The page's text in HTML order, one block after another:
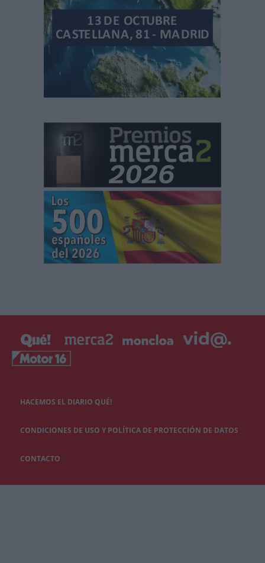
HACEMOS EL DIARIO QUÉ!
CONDICIONES DE USO Y POLÍTICA DE PROTECCIÓN DE DATOS
CONTACTO